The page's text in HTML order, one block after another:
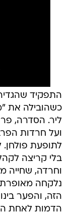
כשהובילה את
ליר. הסדרה,
ועל חרדות
לתופעת
בלי קריצה
וחרדה, שחייה
נלקחה מאופרת
הזה, והפער
הדמות לאחת